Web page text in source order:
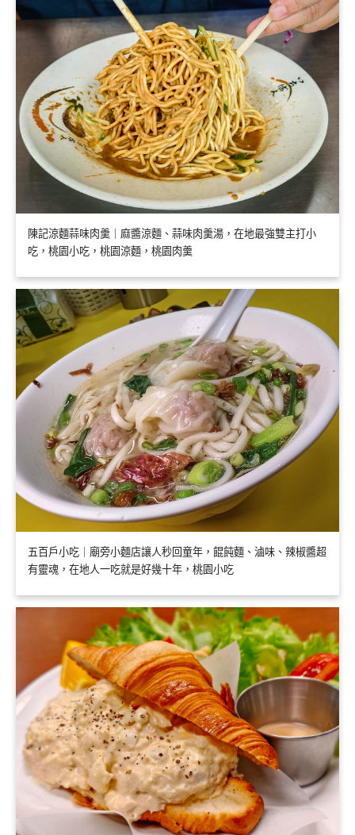
陳記涼麵蒜味肉羹｜麻醬涼麵、蒜味肉羹湯，在地最強雙主打小
吃，桃園小吃，桃園涼麵，桃園肉羹
五百戶小吃｜廟旁小麵店讓人秒回童年，餛飩麵、滷味、辣椒醬超
有靈魂，在地人一吃就是好幾十年，桃園小吃